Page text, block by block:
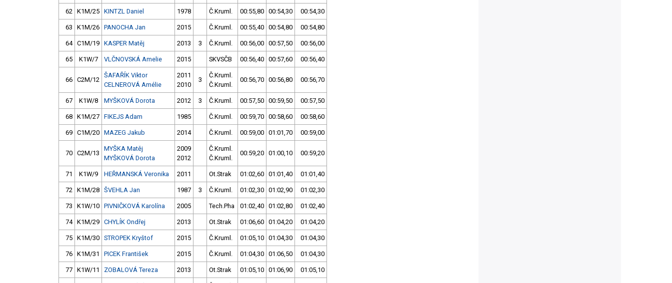
62 K1M/25 KINTZL Daniel 1978 Č.Kruml. 00:55,80 00:54,30 00:54,30
63 K1M/26 PANOCHA Jan 2015 Č.Kruml. 00:55,40 00:54,80 00:54,80
64 C1M/19 KASPER Matěj 2013 3 Č.Kruml. 00:56,00 00:57,50 00:56,00
65 K1W/7 VLČNOVSKÁ Amelie 2015 SKVSČB 00:56,40 00:57,60 00:56,40
66 C2M/12
ŠAFAŘÍK Viktor
CELNEROVÁ Amélie
2011
2010
3
Č.Kruml.
Č.Kruml.
00:56,70 00:56,80 00:56,70
67 K1W/8 MYŠKOVÁ Dorota 2012 3 Č.Kruml. 00:57,50 00:59,50 00:57,50
68 K1M/27 FIKEJS Adam 1985 Č.Kruml. 00:59,70 00:58,60 00:58,60
69 C1M/20 MAZEG Jakub 2014 Č.Kruml. 00:59,00 01:01,70 00:59,00
70 C2M/13
MYŠKA Matěj
MYŠKOVÁ Dorota
2009
2012
Č.Kruml.
Č.Kruml.
00:59,20 01:00,10 00:59,20
71 K1W/9 HEŘMANSKÁ Veronika 2011 Ot.Strak 01:02,60 01:01,40 01:01,40
72 K1M/28 ŠVEHLA Jan 1987 3 Č.Kruml. 01:02,30 01:02,90 01:02,30
73 K1W/10 PIVNIČKOVÁ Karolína 2005 Tech.Pha 01:02,40 01:02,80 01:02,40
74 K1M/29 CHYLÍK Ondřej 2013 Ot.Strak 01:06,60 01:04,20 01:04,20
75 K1M/30 STROPEK Kryštof 2015 Č.Kruml. 01:05,10 01:04,30 01:04,30
76 K1M/31 PICEK František 2015 Č.Kruml. 01:04,30 01:06,50 01:04,30
77 K1W/11 ZOBALOVÁ Tereza 2013 Ot.Strak 01:05,10 01:06,90 01:05,10